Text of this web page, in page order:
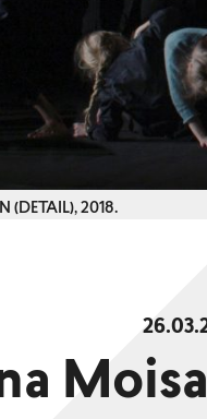
(DETAIL), 2018.